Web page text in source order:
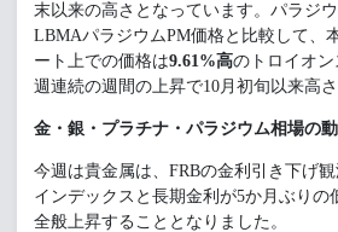
末以来の高さとなっています。パラジ
LBMAパラジウムPM価格と比較して、
ート上での価格は9.61%高のトロイオン
週連続の週間の上昇で10月初旬以来高
金・銀・プラチナ・パラジウム相場の
今週は貴金属は、FRBの金利引き下げ
インデックスと長期金利が5か月ぶりの
全般上昇することとなりました。